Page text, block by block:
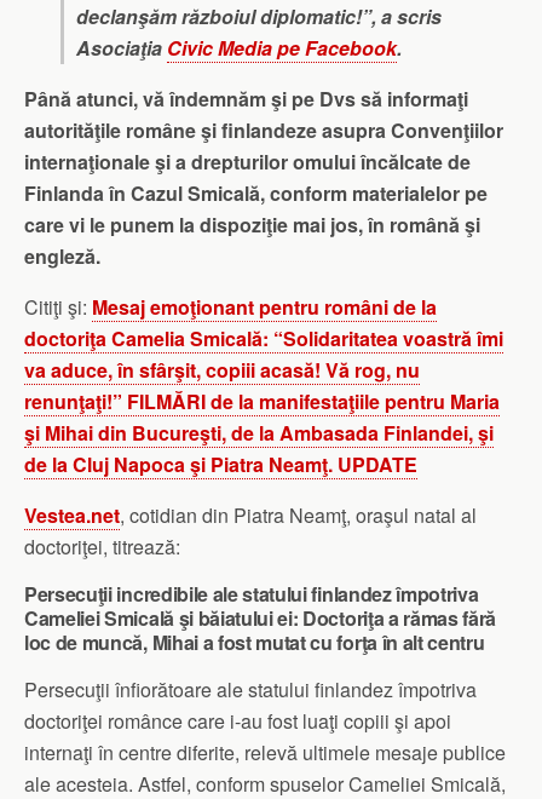
declanşăm războiul diplomatic!”, a scris
Asociaţia Civic Media pe Facebook.
Până atunci, vă îndemnăm şi pe Dvs să informaţi
autorităţile române şi finlandeze asupra Convenţiilor
internaţionale şi a drepturilor omului încălcate de
Finlanda în Cazul Smicală, conform materialelor pe
care vi le punem la dispoziţie mai jos, în română şi
engleză.
Citiţi şi: Mesaj emoţionant pentru români de la
doctoriţa Camelia Smicală: “Solidaritatea voastră îmi
va aduce, în sfârşit, copiii acasă! Vă rog, nu
renunţaţi!” FILMĂRI de la manifestaţiile pentru Maria
şi Mihai din Bucureşti, de la Ambasada Finlandei, şi
de la Cluj Napoca şi Piatra Neamţ. UPDATE
Vestea.net, cotidian din Piatra Neamţ, oraşul natal al
doctoriţei, titrează:
Persecuţii incredibile ale statului finlandez împotriva
Cameliei Smicală şi băiatului ei: Doctoriţa a rămas fără
loc de muncă, Mihai a fost mutat cu forţa în alt centru
Persecuţii înfiorătoare ale statului finlandez împotriva
doctoriţei românce care i-au fost luaţi copiii şi apoi
internaţi în centre diferite, relevă ultimele mesaje publice
ale acesteia. Astfel, conform spuselor Cameliei Smicală,